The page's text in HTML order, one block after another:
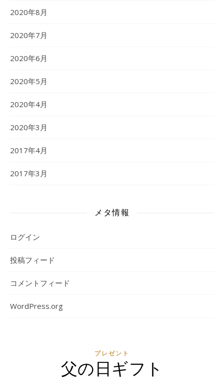
2020年8月
2020年7月
2020年6月
2020年5月
2020年4月
2020年3月
2017年4月
2017年3月
メタ情報
ログイン
投稿フィード
コメントフィード
WordPress.org
プレゼント
父の日ギフト